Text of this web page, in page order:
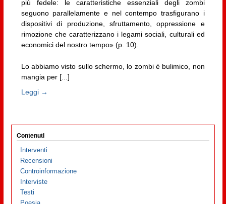
più fedele: le caratteristiche essenziali degli zombi
seguono parallelamente e nel contempo trasfigurano i
dispositivi di produzione, sfruttamento, oppressione e
rimozione che caratterizzano i legami sociali, culturali ed
economici del nostro tempo» (p. 10).
Lo abbiamo visto sullo schermo, lo zombi è bulimico, non
mangia per [...]
Leggi →
Contenuti
Interventi
Recensioni
Controinformazione
Interviste
Testi